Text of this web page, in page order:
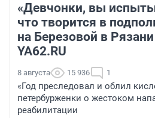
«Девчонки, вы
что творится в
на Березовой в
YA62.RU
8 августа 15 936 1
«Год преследовал и облил
петербурженки о жестоком
реабилитации